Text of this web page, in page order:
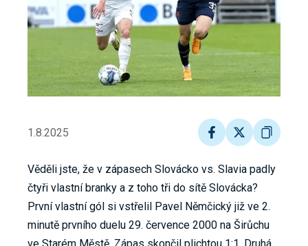
1.8.2025
Věděli jste, že v zápasech Slovácko vs. Slavia padly
čtyři vlastní branky a z toho tři do sítě Slovácka?
První vlastní gól si vstřelil Pavel Němčický již ve 2.
minutě prvního duelu 29. července 2000 na Širůchu